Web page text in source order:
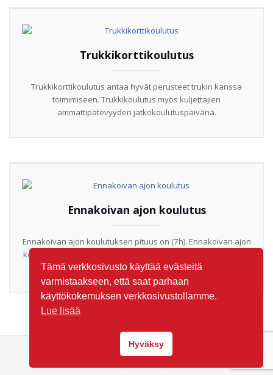
Työelämänkortit
Tämä verkkosivusto käyttää evästeitä
varmistaakseen, että saat parhaan
käyttökokemuksen verkkosivustollamme.
Lue lisää
Hyväksy